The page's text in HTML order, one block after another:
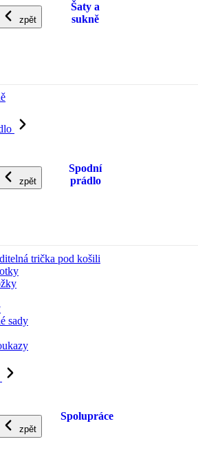
zpět
Šaty a
sukně
zpět
Spodní
prádlo
trička pod košili
sady
zpět
Spolupráce